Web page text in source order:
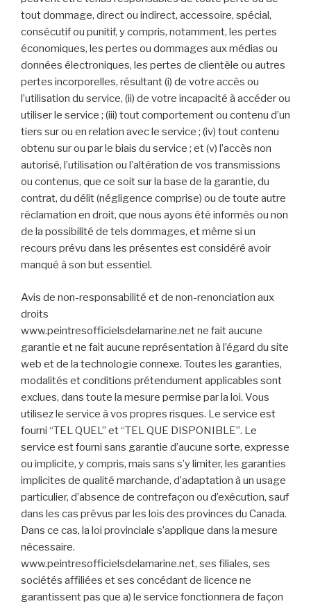
tout dommage, direct ou indirect, accessoire, spécial,
consécutif ou punitif, y compris, notamment, les pertes
économiques, les pertes ou dommages aux médias ou
données électroniques, les pertes de clientèle ou autres
pertes incorporelles, résultant (i) de votre accès ou
l’utilisation du service, (ii) de votre incapacité à accéder ou
utiliser le service ; (iii) tout comportement ou contenu d’un
tiers sur ou en relation avec le service ; (iv) tout contenu
obtenu sur ou par le biais du service ; et (v) l’accès non
autorisé, l’utilisation ou l’altération de vos transmissions
ou contenus, que ce soit sur la base de la garantie, du
contrat, du délit (négligence comprise) ou de toute autre
réclamation en droit, que nous ayons été informés ou non
de la possibilité de tels dommages, et même si un
recours prévu dans les présentes est considéré avoir
manqué à son but essentiel.
Avis de non-responsabilité et de non-renonciation aux
droits
www.peintresofficielsdelamarine.net ne fait aucune
garantie et ne fait aucune représentation à l’égard du site
web et de la technologie connexe. Toutes les garanties,
modalités et conditions prétendument applicables sont
exclues, dans toute la mesure permise par la loi. Vous
utilisez le service à vos propres risques. Le service est
fourni “TEL QUEL” et “TEL QUE DISPONIBLE”. Le
service est fourni sans garantie d’aucune sorte, expresse
ou implicite, y compris, mais sans s’y limiter, les garanties
implicites de qualité marchande, d’adaptation à un usage
particulier, d’absence de contrefaçon ou d’exécution, sauf
dans les cas prévus par les lois des provinces du Canada.
Dans ce cas, la loi provinciale s’applique dans la mesure
nécessaire.
www.peintresofficielsdelamarine.net, ses filiales, ses
sociétés affiliées et ses concédant de licence ne
garantissent pas que a) le service fonctionnera de façon